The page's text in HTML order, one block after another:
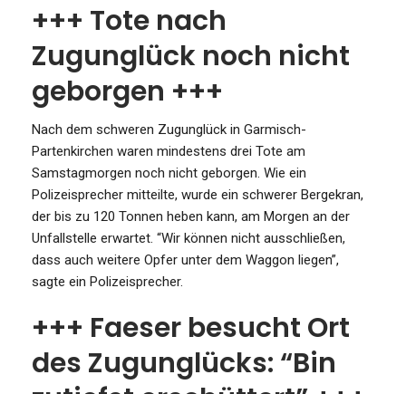
+++ Tote nach
Zugunglück noch nicht
geborgen +++
Nach dem schweren Zugunglück in Garmisch-
Partenkirchen waren mindestens drei Tote am
Samstagmorgen noch nicht geborgen. Wie ein
Polizeisprecher mitteilte, wurde ein schwerer Bergekran,
der bis zu 120 Tonnen heben kann, am Morgen an der
Unfallstelle erwartet. “Wir können nicht ausschließen,
dass auch weitere Opfer unter dem Waggon liegen”,
sagte ein Polizeisprecher.
+++ Faeser besucht Ort
des Zugunglücks: “Bin